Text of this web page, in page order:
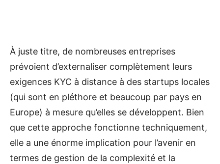
À juste titre, de nombreuses entreprises
prévoient d’externaliser complètement leurs
exigences KYC à distance à des startups locales
(qui sont en pléthore et beaucoup par pays en
Europe) à mesure qu’elles se développent. Bien
que cette approche fonctionne techniquement,
elle a une énorme implication pour l’avenir en
termes de gestion de la complexité et la